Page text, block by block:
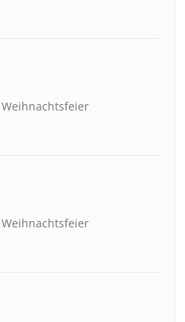
Weihnachtsfeier
Weihnachtsfeier